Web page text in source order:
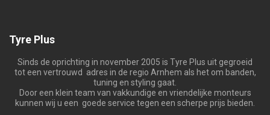
Tyre Plus
Sinds de oprichting in november 2005 is Tyre Plus uit gegroeid
tot een vertrouwd adres in de regio Arnhem als het om banden,
tuning en styling gaat.
Door een klein team van vakkundige en vriendelijke monteurs
kunnen wij u een goede service tegen een scherpe prijs bieden.